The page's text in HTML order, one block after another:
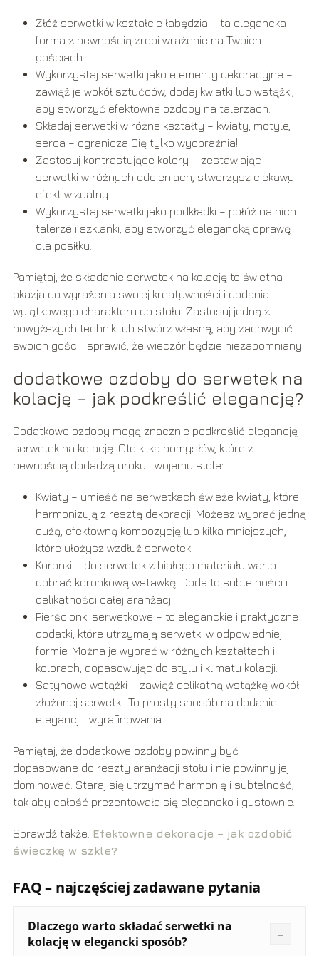
Złóż serwetki w kształcie łabędzia – ta elegancka
forma z pewnością zrobi wrażenie na Twoich
gościach.
Wykorzystaj serwetki jako elementy dekoracyjne –
zawiąż je wokół sztućców, dodaj kwiatki lub wstążki,
aby stworzyć efektowne ozdoby na talerzach.
Składaj serwetki w różne kształty – kwiaty, motyle,
serca – ogranicza Cię tylko wyobraźnia!
Zastosuj kontrastujące kolory – zestawiając
serwetki w różnych odcieniach, stworzysz ciekawy
efekt wizualny.
Wykorzystaj serwetki jako podkładki – połóż na nich
talerze i szklanki, aby stworzyć elegancką oprawę
dla posiłku.
Pamiętaj, że składanie serwetek na kolację to świetna
okazja do wyrażenia swojej kreatywności i dodania
wyjątkowego charakteru do stołu. Zastosuj jedną z
powyższych technik lub stwórz własną, aby zachwycić
swoich gości i sprawić, że wieczór będzie niezapomniany.
dodatkowe ozdoby do serwetek na
kolację – jak podkreślić elegancję?
Dodatkowe ozdoby mogą znacznie podkreślić elegancję
serwetek na kolację. Oto kilka pomysłów, które z
pewnością dodadzą uroku Twojemu stole:
Kwiaty – umieść na serwetkach świeże kwiaty, które
harmonizują z resztą dekoracji. Możesz wybrać jedną
dużą, efektowną kompozycję lub kilka mniejszych,
które ułożysz wzdłuż serwetek.
Koronki – do serwetek z białego materiału warto
dobrać koronkową wstawkę. Doda to subtelności i
delikatności całej aranżacji.
Pierścionki serwetkowe – to eleganckie i praktyczne
dodatki, które utrzymają serwetki w odpowiedniej
formie. Można je wybrać w różnych kształtach i
kolorach, dopasowując do stylu i klimatu kolacji.
Satynowe wstążki – zawiąż delikatną wstążkę wokół
złożonej serwetki. To prosty sposób na dodanie
elegancji i wyrafinowania.
Pamiętaj, że dodatkowe ozdoby powinny być
dopasowane do reszty aranżacji stołu i nie powinny jej
dominować. Staraj się utrzymać harmonię i subtelność,
tak aby całość prezentowała się elegancko i gustownie.
Sprawdź także: Efektowne dekoracje – jak ozdobić
świeczkę w szkle?
FAQ – najczęściej zadawane pytania
Dlaczego warto składać serwetki na
kolację w elegancki sposób?